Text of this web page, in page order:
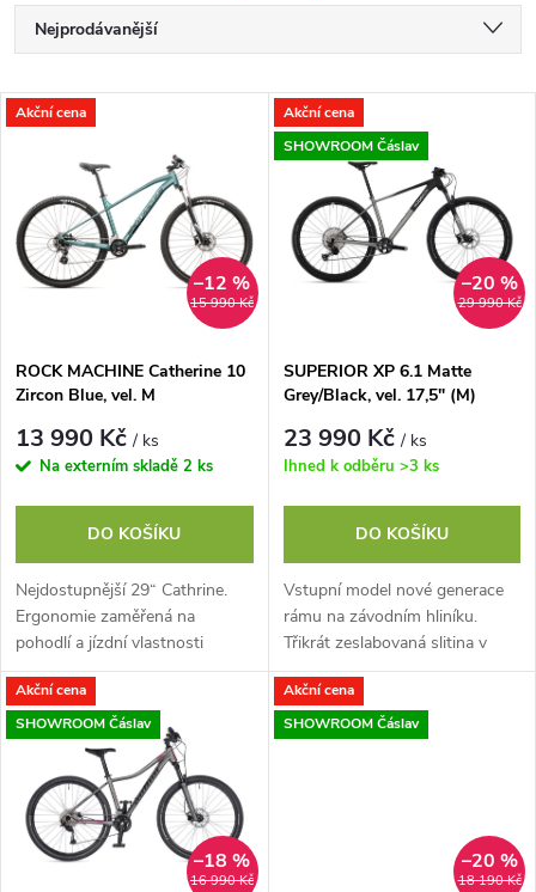
Ř
a
e
n
p
r
o
d
u
k
t
ů
Nejprodávanější
Nejdražší
Abecedně
V
p
s
p
r
d
u
k
ů
Akční cena
15 990 Kč
–12 %
ROCK MACHINE Catherine 10
Zircon Blue, vel. M
13 990 Kč/ ks
Na externím skladě 2 ks
DO KOŠÍKU
Nejdostupnější 29“ Cathrine.
Ergonomie zaměřená na
pohodlí a jízdní vlastnosti
nabízejí snadné zatáčení při
zachování dostatečné stability.
Skladba...
Akční cena
SHOWROOM Čáslav
29 990 Kč
–20 %
SUPERIOR XP 6.1 Matte
Grey/Black, vel. 17,5" (M)
23 990 Kč/ ks
Ihned k odběru >3 ks
DO KOŠÍKU
Vstupní model nové generace
rámu na závodním hliníku.
Třikrát zeslabovaná slitina v
kombinaci s technologií
hydroformingu nám dovolila
postavit...
Akční cena
SHOWROOM Čáslav
16 990 Kč
–18 %
Akční cena
SHOWROOM Čáslav
18 190 Kč
–20 %